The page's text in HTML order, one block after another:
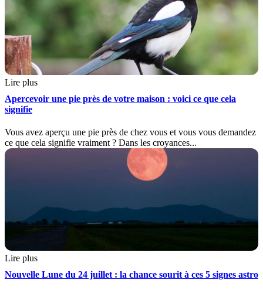
Lire plus
Apercevoir une pie près de votre maison : voici ce que cela
signifie
Vous avez aperçu une pie près de chez vous et vous vous demandez
ce que cela signifie vraiment ? Dans les croyances...
Lire plus
Nouvelle Lune du 24 juillet : la chance sourit à ces 5 signes astro